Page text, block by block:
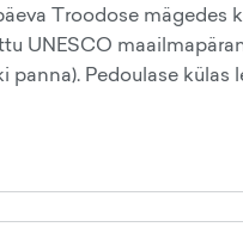
Troodose mägedes
UNESCO
Pedoulase külas